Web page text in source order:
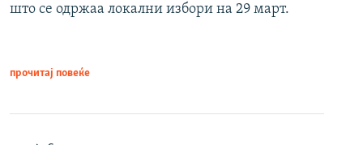
што се одржаа локални избори на 29 март.
прочитај повеќе